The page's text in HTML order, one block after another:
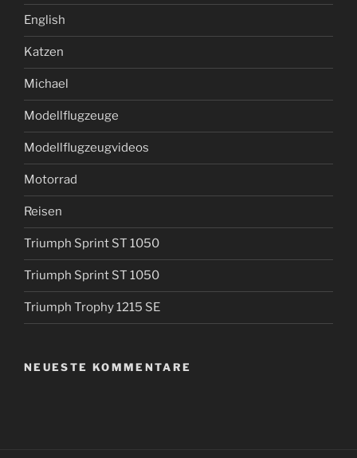
English
Katzen
Michael
Modellflugzeuge
Modellflugzeugvideos
Motorrad
Reisen
Triumph Sprint ST 1050
Triumph Sprint ST 1050
Triumph Trophy 1215 SE
NEUESTE KOMMENTARE